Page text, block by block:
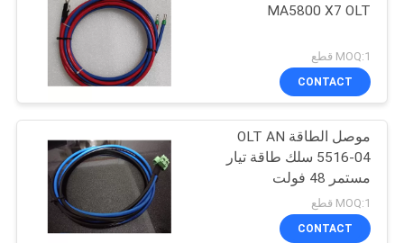
MA5800 X7 OLT
MOQ:1 قطع
CONTACT
موصل الطاقة OLT AN
5516-04 سلك طاقة تيار
مستمر 48 فولت
MOQ:1 قطع
CONTACT